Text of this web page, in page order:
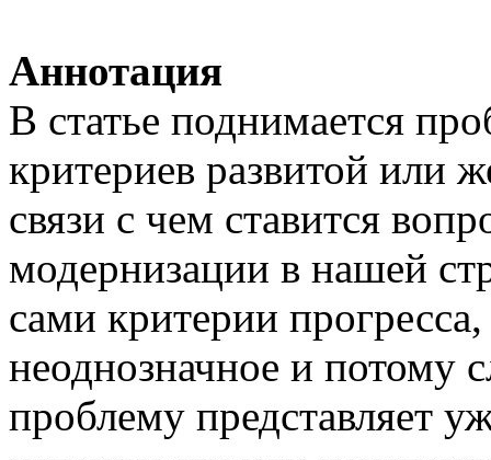
Аннотация
В статье поднимается
критериев развитой или
связи с чем ставится
модернизации в нашей
сами критерии
неоднозначное и потому
проблему представляет